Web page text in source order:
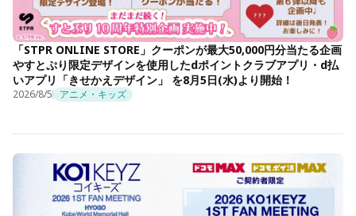
「STPR ONLINE STORE」クーポンが最大50,000円分当たる企画
やすとぷり限定デザインを使用したdポイントクラブアプリ・d払
いアプリ「きせかえデザイン」 を8月5日(水)より開始！
2026/8/5 アニメ・キッズ